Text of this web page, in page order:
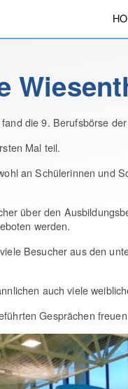
die 9. Berufsbörse
Mal teil.
an Schülerinnen und
über den
werden.
Besucher aus den
auch viele
Gesprächen